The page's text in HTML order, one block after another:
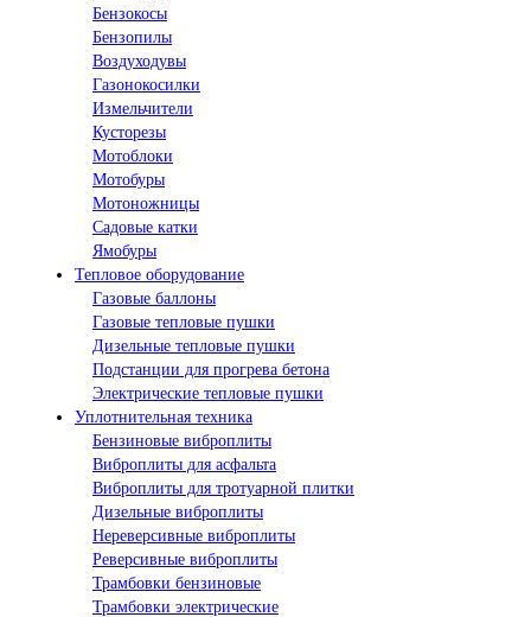
Бензокосы
Бензопилы
Воздуходувы
Газонокосилки
Измельчители
Кусторезы
Мотоблоки
Мотобуры
Мотоножницы
Садовые катки
Ямобуры
Тепловое оборудование
Газовые баллоны
Газовые тепловые пушки
Дизельные тепловые пушки
Подстанции для прогрева бетона
Электрические тепловые пушки
Уплотнительная техника
Бензиновые виброплиты
Виброплиты для асфальта
Виброплиты для тротуарной плитки
Дизельные виброплиты
Нереверсивные виброплиты
Реверсивные виброплиты
Трамбовки бензиновые
Трамбовки электрические